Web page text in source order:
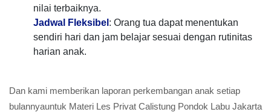
nilai terbaiknya.
Jadwal Fleksibel : Orang tua dapat menentukan
sendiri hari dan jam belajar sesuai dengan rutinitas
harian anak.
Dan kami memberikan laporan perkembangan anak setiap
bulannyauntuk Materi Les Privat Calistung Pondok Labu Jakarta